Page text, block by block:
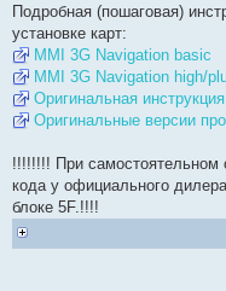
Подробная (пошаговая)
установке карт:
MMI 3G Navigation basic
MMI 3G Navigation high/
Оригинальная
Оригинальные версии
!!!!!!!! При самостоятельном
кода у официального
блоке 5F.!!!!